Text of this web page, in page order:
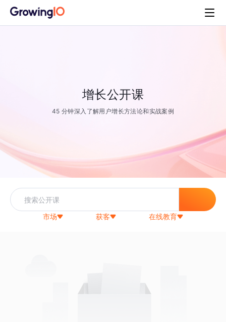
增长公开课
45 分钟深入了解用户增长方法论和实战案例
市场 获客 在线教育